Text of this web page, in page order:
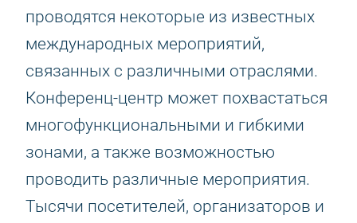
проводятся некоторые из известных
международных мероприятий,
связанных с различными отраслями.
Конференц-центр может похвастаться
многофункциональными и гибкими
зонами, а также возможностью
проводить различные мероприятия.
Тысячи посетителей, организаторов и